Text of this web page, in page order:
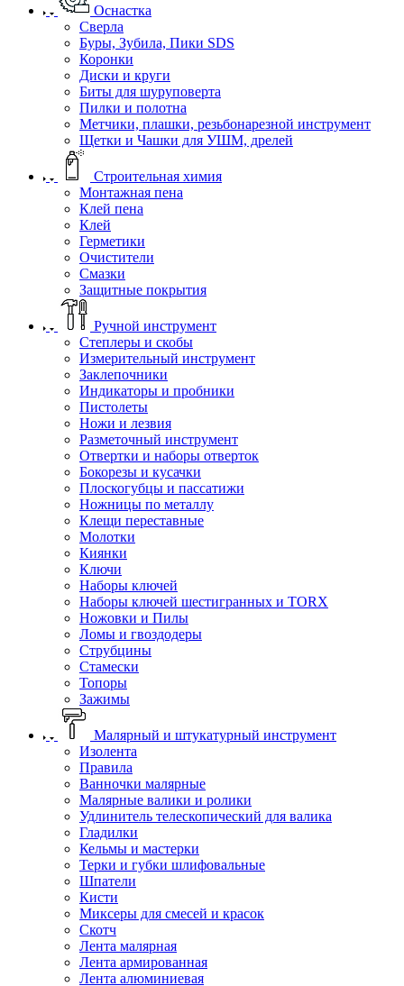
Оснастка
Сверла
Буры, Зубила, Пики SDS
Коронки
Диски и круги
Биты для шуруповерта
Пилки и полотна
Метчики, плашки, резьбонарезной инструмент
Щетки и Чашки для УШМ, дрелей
Строительная химия
Монтажная пена
Клей пена
Клей
Герметики
Очистители
Смазки
Защитные покрытия
Ручной инструмент
Степлеры и скобы
Измерительный инструмент
Заклепочники
Индикаторы и пробники
Пистолеты
Ножи и лезвия
Разметочный инструмент
Отвертки и наборы отверток
Бокорезы и кусачки
Плоскогубцы и пассатижи
Ножницы по металлу
Клещи переставные
Молотки
Киянки
Ключи
Наборы ключей
Наборы ключей шестигранных и TORX
Ножовки и Пилы
Ломы и гвоздодеры
Струбцины
Стамески
Топоры
Зажимы
Малярный и штукатурный инструмент
Изолента
Правила
Ванночки малярные
Малярные валики и ролики
Удлинитель телескопический для валика
Гладилки
Кельмы и мастерки
Терки и губки шлифовальные
Шпатели
Кисти
Миксеры для смесей и красок
Скотч
Лента малярная
Лента армированная
Лента алюминиевая